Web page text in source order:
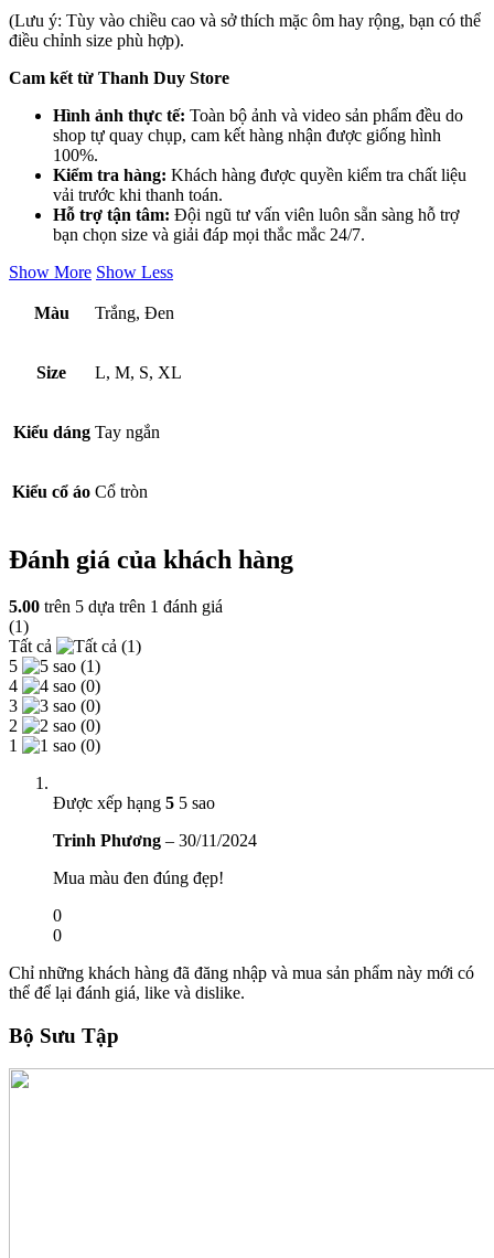
(Lưu ý: Tùy vào chiều cao và sở thích mặc ôm hay rộng, bạn có thể
điều chỉnh size phù hợp).
Cam kết từ Thanh Duy Store
Hình ảnh thực tế: Toàn bộ ảnh và video sản phẩm đều do
shop tự quay chụp, cam kết hàng nhận được giống hình
100%.
Kiểm tra hàng: Khách hàng được quyền kiểm tra chất liệu
vải trước khi thanh toán.
Hỗ trợ tận tâm: Đội ngũ tư vấn viên luôn sẵn sàng hỗ trợ
bạn chọn size và giải đáp mọi thắc mắc 24/7.
Show More Show Less
Màu Trắng, Đen
Size L, M, S, XL
Kiểu dáng Tay ngắn
Kiểu cổ áo Cổ tròn
Đánh giá của khách hàng
5.00 trên 5 dựa trên 1 đánh giá
(1)
Tất cả
(1)
5
(1)
4
(0)
3
(0)
2
(0)
1
(0)
Được xếp hạng 5 5 sao
Trinh Phương – 30/11/2024
Mua màu đen đúng đẹp!
0
0
Chỉ những khách hàng đã đăng nhập và mua sản phẩm này mới có
thể để lại đánh giá, like và dislike.
Bộ Sưu Tập